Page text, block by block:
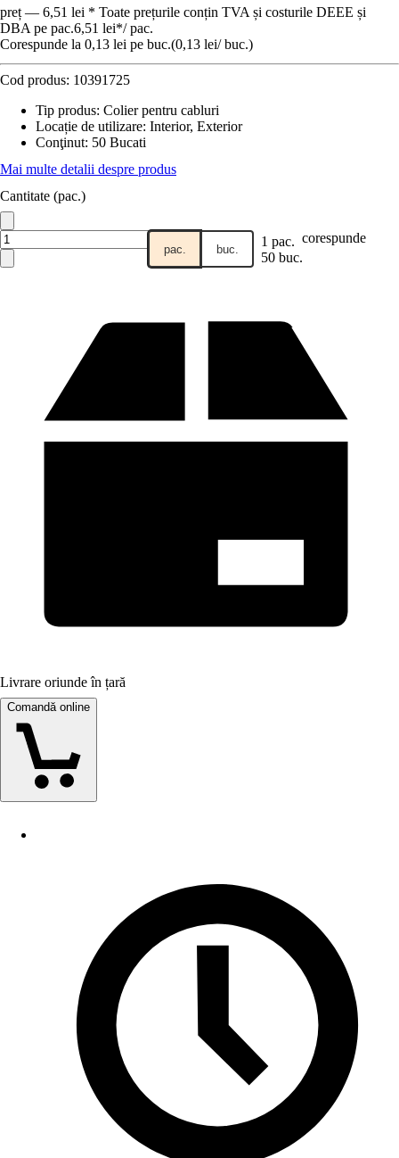
preț — 6,51 lei * Toate prețurile conțin TVA și costurile DEEE și
DBA pe pac.6,51 lei*/ pac.
Corespunde la 0,13 lei pe buc.(0,13 lei/ buc.)
Cod produs: 10391725
Tip produs: Colier pentru cabluri
Locație de utilizare: Interior, Exterior
Conţinut: 50 Bucati
Mai multe detalii despre produs
Cantitate (pac.)
pac. buc. 1 pac. corespunde
50 buc.
Livrare oriunde în țară
Comandă online